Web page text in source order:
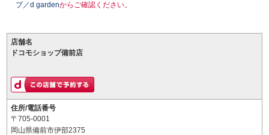
プ／d gardenからご確認ください。
店舗名
ドコモショップ備前店
住所/電話番号
〒705-0001
岡山県備前市伊部2375